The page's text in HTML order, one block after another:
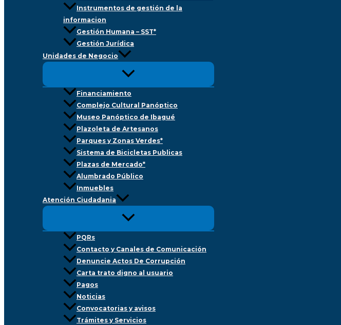
Instrumentos de gestión de la
informacion
Gestión Humana – SST*
Gestión Jurídica
Unidades de Negocio
Financiamiento
Complejo Cultural Panóptico
Museo Panóptico de Ibagué
Plazoleta de Artesanos
Parques y Zonas Verdes*
Sistema de Bicicletas Publicas
Plazas de Mercado*
Alumbrado Público
Inmuebles
Atención Ciudadania
PQRs
Contacto y Canales de Comunicación
Denuncie Actos De Corrupción
Carta trato digno al usuario
Pagos
Noticias
Convocatorias y avisos
Trámites y Servicios